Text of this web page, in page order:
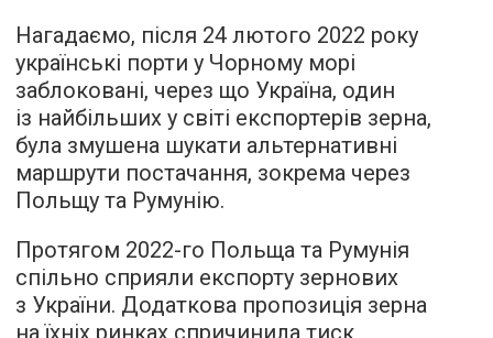
Нагадаємо, після 24 лютого 2022 року
українські порти у Чорному морі
заблоковані, через що Україна, один
із найбільших у світі експортерів зерна,
була змушена шукати альтернативні
маршрути постачання, зокрема через
Польщу та Румунію.
Протягом 2022-го Польща та Румунія
спільно сприяли експорту зернових
з України. Додаткова пропозиція зерна
на їхніх ринках спричинила тиск